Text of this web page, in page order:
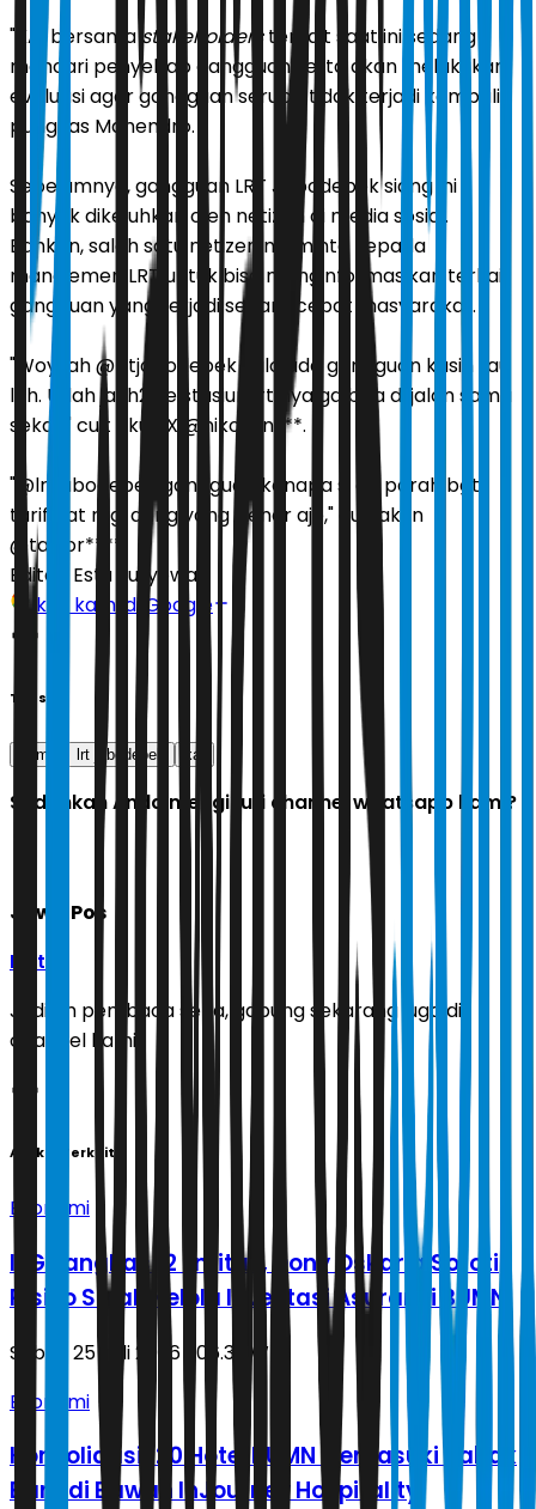
"KAI bersamastakeholders terkait saat ini sedang
mencari penyebab gangguan serta akan melakukan
evaluasi agar gangguan serupa tidak terjadi kembali,"
pungkas Mahendro.
Sebelumnya, gangguan LRT Jabodebek siang ini
banyak dikeluhkan oleh netizen di media sosial.
Bahkan, salah satu netizen meminta kepada
manajemen LRT untuk bisa menginformasikan terkait
gangguan yang terjadi secara cepat masyarakat.
"Woy lah @lrtjabodebek kalo ada gangguan kasih tau
lah. Udah jauh2 ke stasiun lrt nya ga bisa di jalan sama
sekali," cuit akun X @nikokun***.
"@lrtjabodebek gangguan kenapa si ah parah bgt,
tarif flat rugi dong yang bener aje," cuit akun
@taylor****.
Editor: Estu Suryowati
Ikuti kami di Google
Tags
bumn lrt jabodebek kai
Sudahkah Anda mengikuti channel whatsapp kami?
Jawa Pos
Ikuti
Jadilah pembaca setia, gabung sekarang juga di
channel kami!
Artikel Terkait
Ekonomi
IFG Pangkas 12 Entitas, Dony Oskaria Soroti
Risiko Salah Kelola Investasi Asuransi BUMN
Sabtu, 25 Juli 2026 | 06.33 WIB
Ekonomi
Konsolidasi 120 Hotel BUMN Memasuki Babak
Baru di Bawah InJourney Hospitality